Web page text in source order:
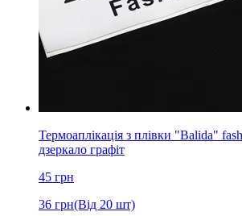
Термоаплікація з плівки "Balida"
дзеркало графіт
45 грн
36 грн(Від 20 шт)